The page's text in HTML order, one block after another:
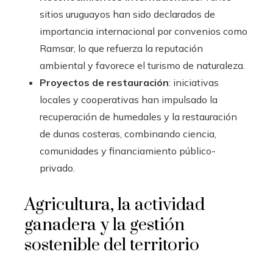
sitios uruguayos han sido declarados de
importancia internacional por convenios como
Ramsar, lo que refuerza la reputación
ambiental y favorece el turismo de naturaleza.
Proyectos de restauración: iniciativas
locales y cooperativas han impulsado la
recuperación de humedales y la restauración
de dunas costeras, combinando ciencia,
comunidades y financiamiento público-
privado.
Agricultura, la actividad
ganadera y la gestión
sostenible del territorio